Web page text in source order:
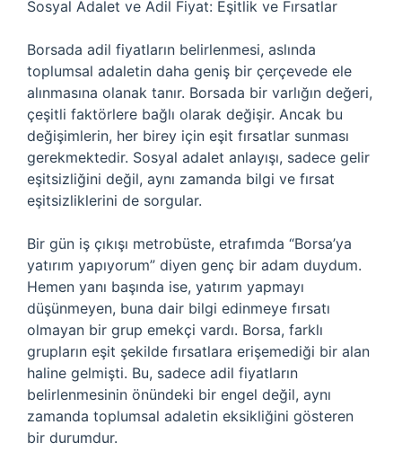
Sosyal Adalet ve Adil Fiyat: Eşitlik ve Fırsatlar
Borsada adil fiyatların belirlenmesi, aslında
toplumsal adaletin daha geniş bir çerçevede ele
alınmasına olanak tanır. Borsada bir varlığın değeri,
çeşitli faktörlere bağlı olarak değişir. Ancak bu
değişimlerin, her birey için eşit fırsatlar sunması
gerekmektedir. Sosyal adalet anlayışı, sadece gelir
eşitsizliğini değil, aynı zamanda bilgi ve fırsat
eşitsizliklerini de sorgular.
Bir gün iş çıkışı metrobüste, etrafımda “Borsa’ya
yatırım yapıyorum” diyen genç bir adam duydum.
Hemen yanı başında ise, yatırım yapmayı
düşünmeyen, buna dair bilgi edinmeye fırsatı
olmayan bir grup emekçi vardı. Borsa, farklı
grupların eşit şekilde fırsatlara erişemediği bir alan
haline gelmişti. Bu, sadece adil fiyatların
belirlenmesinin önündeki bir engel değil, aynı
zamanda toplumsal adaletin eksikliğini gösteren
bir durumdur.